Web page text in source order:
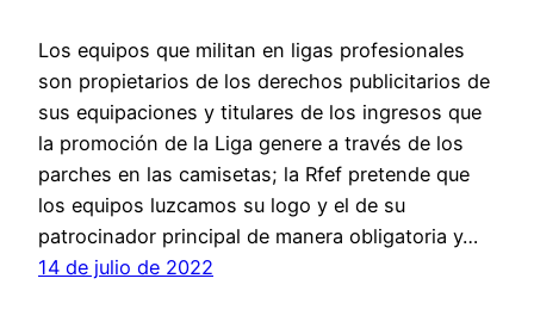
Los equipos que militan en ligas profesionales
son propietarios de los derechos publicitarios de
sus equipaciones y titulares de los ingresos que
la promoción de la Liga genere a través de los
parches en las camisetas; la Rfef pretende que
los equipos luzcamos su logo y el de su
patrocinador principal de manera obligatoria y…
14 de julio de 2022